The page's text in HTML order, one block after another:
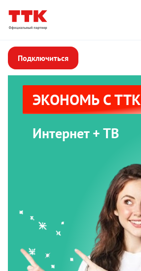
Подключиться
ЭКОНОМЬ С ТТК
Интернет + ТВ